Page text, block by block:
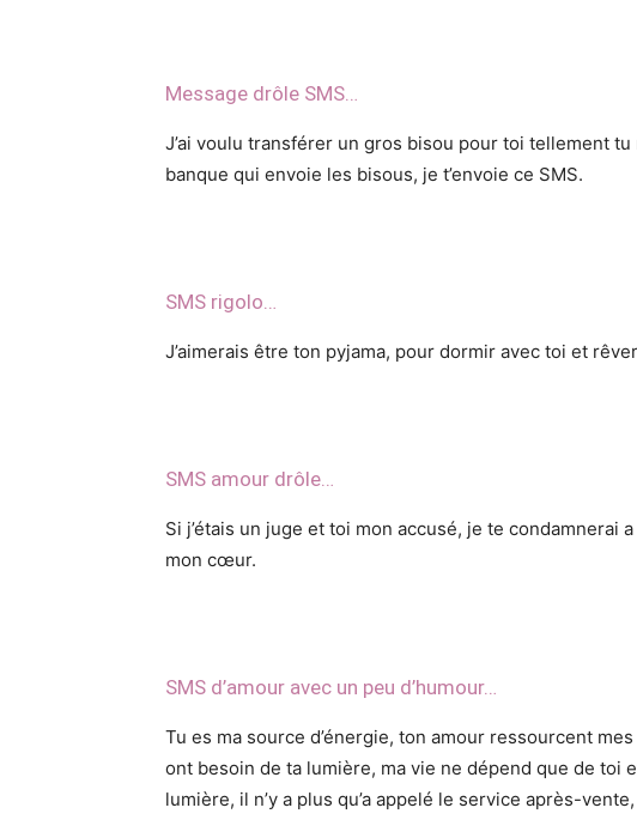
Message drôle SMS…
J’ai voulu transférer un gros bisou pour toi tellement tu
banque qui envoie les bisous, je t’envoie ce SMS.
SMS rigolo…
J’aimerais être ton pyjama, pour dormir avec toi et
SMS amour drôle…
Si j’étais un juge et toi mon accusé, je te condamnerai
mon cœur.
SMS d’amour avec un peu d’humour…
Tu es ma source d’énergie, ton amour ressourcent
ont besoin de ta lumière, ma vie ne dépend que de toi
lumière, il n’y a plus qu’a appelé le service après-